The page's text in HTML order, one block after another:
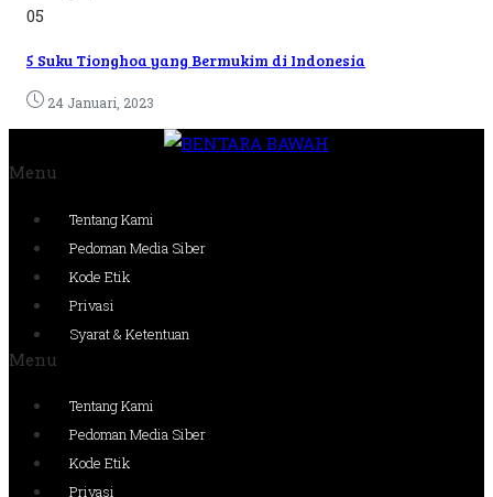
05
5 Suku Tionghoa yang Bermukim di Indonesia
24 Januari, 2023
Menu
Tentang Kami
Pedoman Media Siber
Kode Etik
Privasi
Syarat & Ketentuan
Menu
Tentang Kami
Pedoman Media Siber
Kode Etik
Privasi